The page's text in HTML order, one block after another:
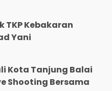
TKP Kebakaran
Yani
Kota Tanjung Balai
Shooting Bersama